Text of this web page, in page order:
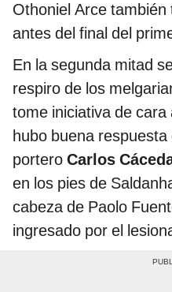
Othoniel Arce
antes del final del
En la segunda mitad
respiro de los
tome iniciativa de
hubo buena
portero Carlos
en los pies de
cabeza de Paolo
ingresado por el